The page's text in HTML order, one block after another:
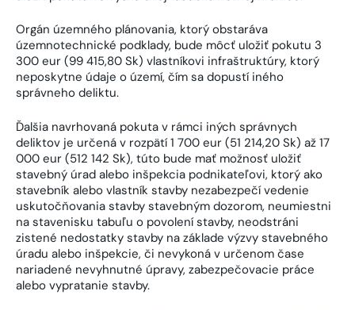
Orgán územného plánovania, ktorý obstaráva
územnotechnické podklady, bude môcť uložiť pokutu 3
300 eur (99 415,80 Sk) vlastníkovi infraštruktúry, ktorý
neposkytne údaje o území, čím sa dopustí iného
správneho deliktu.
Ďalšia navrhovaná pokuta v rámci iných správnych
deliktov je určená v rozpätí 1 700 eur (51 214,20 Sk) až 17
000 eur (512 142 Sk), túto bude mať možnosť uložiť
stavebný úrad alebo inšpekcia podnikateľovi, ktorý ako
stavebník alebo vlastník stavby nezabezpečí vedenie
uskutočňovania stavby stavebným dozorom, neumiestni
na stavenisku tabuľu o povolení stavby, neodstráni
zistené nedostatky stavby na základe výzvy stavebného
úradu alebo inšpekcie, či nevykoná v určenom čase
nariadené nevyhnutné úpravy, zabezpečovacie práce
alebo vypratanie stavby.